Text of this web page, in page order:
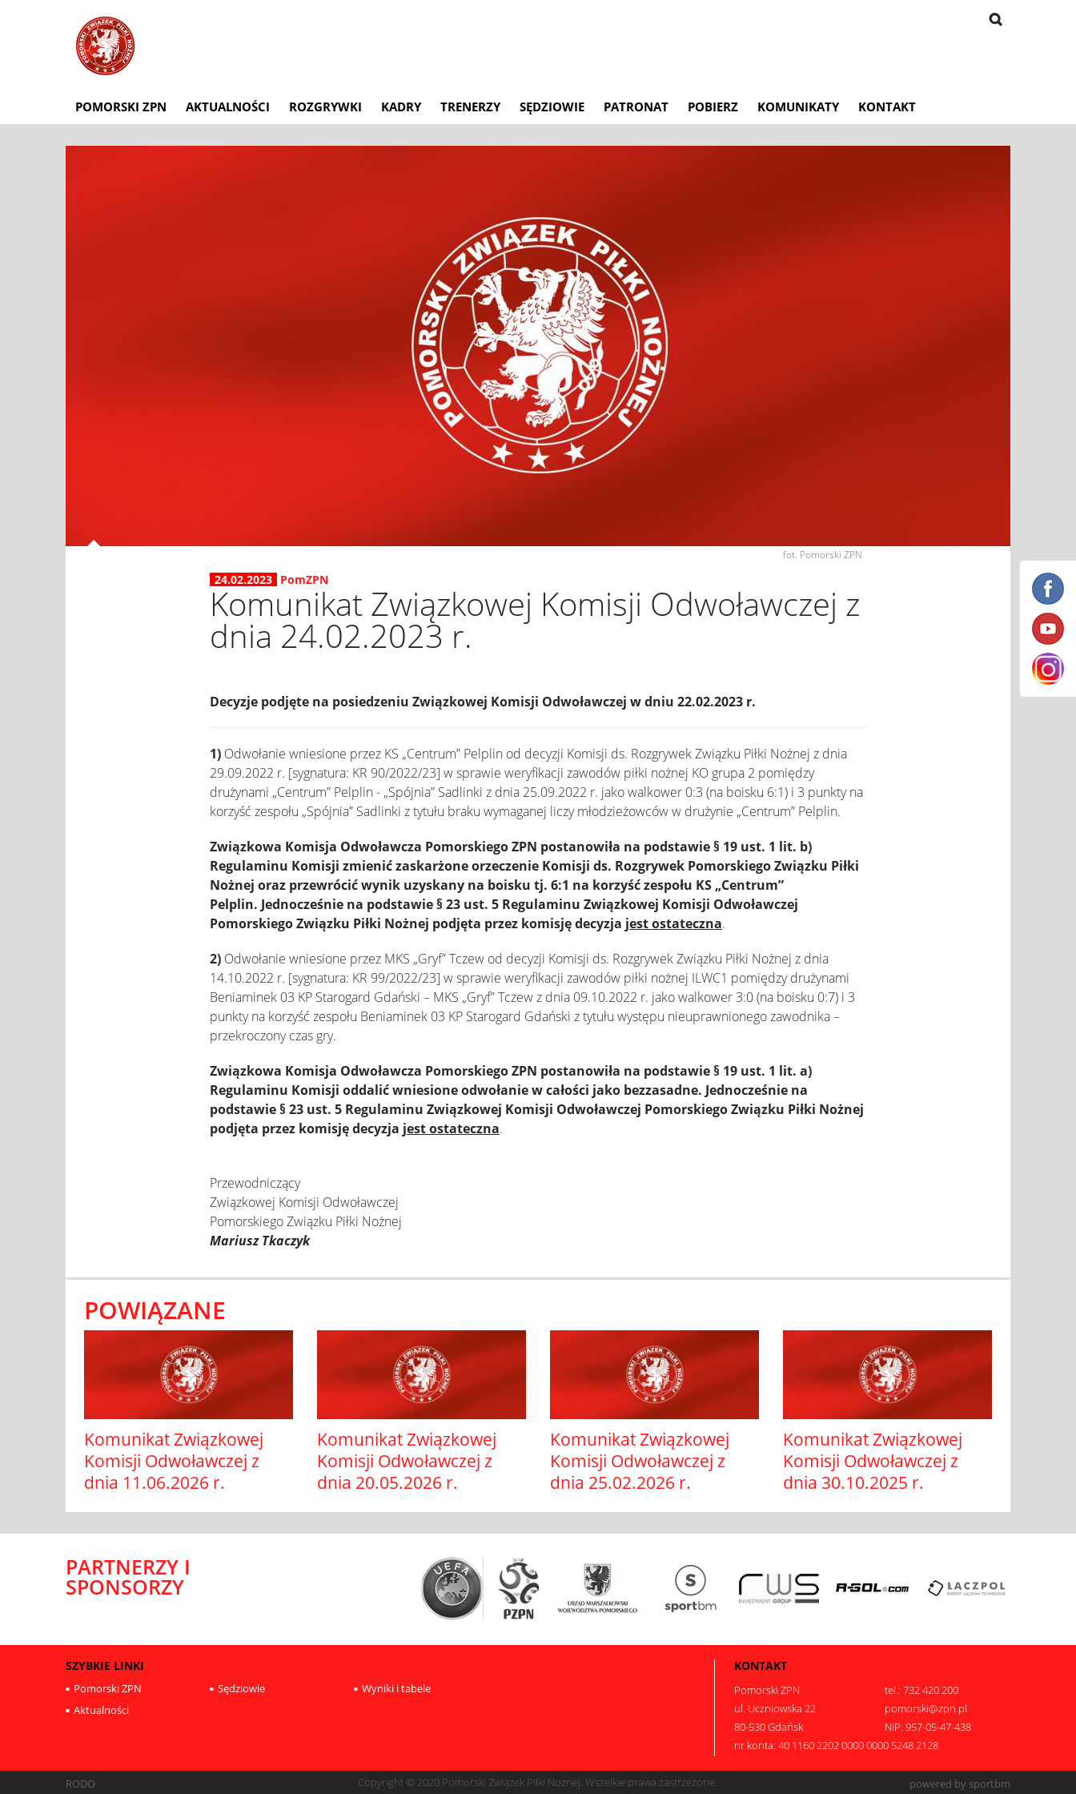
POMORSKI ZPN AKTUALNOŚCI ROZGRYWKI KADRY TRENERZY SĘDZIOWIE PATRONAT POBIERZ KOMUNIKATY KONTAKT
fot. Pomorski ZPN
24.02.2023 PomZPN
Komunikat Związkowej Komisji Odwoławczej z
dnia 24.02.2023 r.
Decyzje podjęte na posiedzeniu Związkowej Komisji Odwoławczej w dniu 22.02.2023 r.
1) Odwołanie wniesione przez KS „Centrum” Pelplin od decyzji Komisji ds. Rozgrywek Związku Piłki Nożnej z dnia
29.09.2022 r. [sygnatura: KR 90/2022/23] w sprawie weryfikacji zawodów piłki nożnej KO grupa 2 pomiędzy
drużynami „Centrum” Pelplin - „Spójnia” Sadlinki z dnia 25.09.2022 r. jako walkower 0:3 (na boisku 6:1) i 3 punkty na
korzyść zespołu „Spójnia” Sadlinki z tytułu braku wymaganej liczy młodzieżowców w drużynie „Centrum” Pelplin.
Związkowa Komisja Odwoławcza Pomorskiego ZPN postanowiła na podstawie § 19 ust. 1 lit. b)
Regulaminu Komisji zmienić zaskarżone orzeczenie Komisji ds. Rozgrywek Pomorskiego Związku Piłki
Nożnej oraz przewrócić wynik uzyskany na boisku tj. 6:1 na korzyść zespołu KS „Centrum”
Pelplin. Jednocześnie na podstawie § 23 ust. 5 Regulaminu Związkowej Komisji Odwoławczej
Pomorskiego Związku Piłki Nożnej podjęta przez komisję decyzja jest ostateczna.
2) Odwołanie wniesione przez MKS „Gryf” Tczew od decyzji Komisji ds. Rozgrywek Związku Piłki Nożnej z dnia
14.10.2022 r. [sygnatura: KR 99/2022/23] w sprawie weryfikacji zawodów piłki nożnej ILWC1 pomiędzy drużynami
Beniaminek 03 KP Starogard Gdański – MKS „Gryf” Tczew z dnia 09.10.2022 r. jako walkower 3:0 (na boisku 0:7) i 3
punkty na korzyść zespołu Beniaminek 03 KP Starogard Gdański z tytułu występu nieuprawnionego zawodnika –
przekroczony czas gry.
Związkowa Komisja Odwoławcza Pomorskiego ZPN postanowiła na podstawie § 19 ust. 1 lit. a)
Regulaminu Komisji oddalić wniesione odwołanie w całości jako bezzasadne. Jednocześnie na
podstawie § 23 ust. 5 Regulaminu Związkowej Komisji Odwoławczej Pomorskiego Związku Piłki Nożnej
podjęta przez komisję decyzja jest ostateczna.
Przewodniczący
Związkowej Komisji Odwoławczej
Pomorskiego Związku Piłki Nożnej
Mariusz Tkaczyk
POWIĄZANE
Komunikat Związkowej
Komisji Odwoławczej z
dnia 11.06.2026 r.
Komunikat Związkowej
Komisji Odwoławczej z
dnia 20.05.2026 r.
Komunikat Związkowej
Komisji Odwoławczej z
dnia 25.02.2026 r.
Komunikat Związkowej
Komisji Odwoławczej z
dnia 30.10.2025 r.
PARTNERZY I
SPONSORZY
SZYBKIE LINKI
Pomorski ZPN Sędziowie
Wyniki i tabele
Aktualności
KONTAKT
Pomorski ZPN
tel.: 732 420 200
ul. Uczniowska 22
pomorski@zpn.pl
80-530 Gdańsk
NIP: 957-05-47-438
nr konta: 40 1160 2202 0000 0000 5248 2128
RODO Copyright © 2020 Pomorski Związek Piłki Nożnej. Wszelkie prawa zastrzeżone. powered by sportbm